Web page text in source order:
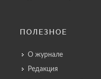
ПОЛЕЗНОЕ
О журнале
Редакция